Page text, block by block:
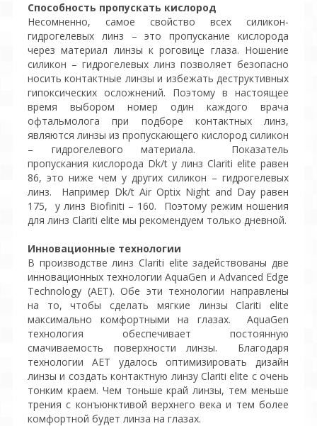
Способность пропускать кислород
Несомненно, самое свойство всех силикон-
гидрогелевых линз – это пропускание кислорода
через материал линзы к роговице глаза. Ношение
силикон – гидрогелевых линз позволяет безопасно
носить контактные линзы и избежать деструктивных
гипоксических осложнений. Поэтому в настоящее
время выбором номер один каждого врача
офтальмолога при подборе контактных линз,
являются линзы из пропускающего кислород силикон
– гидрогелевого материала. Показатель
пропускания кислорода Dk/t у линз Clariti elite равен
86, это ниже чем у других силикон – гидрогелевых
линз. Например Dk/t Air Optix Night and Day равен
175, у линз Biofiniti – 160. Поэтому режим ношения
для линз Clariti elite мы рекомендуем только дневной.
Инновационные технологии
В производстве линз Clariti elite задействованы две
инновационных технологии AquaGen и Advanced Edge
Technology (AET). Обе эти технологии направлены
на то, чтобы сделать мягкие линзы Clariti elite
максимально комфортными на глазах. AquaGen
технология обеспечивает постоянную
смачиваемость поверхности линзы. Благодаря
технологии АЕТ удалось оптимизировать дизайн
линзы и создать контактную линзу Clariti elite с очень
тонким краем. Чем тоньше край линзы, тем меньше
трения с конъюнктивой верхнего века и тем более
комфортной будет линза на глазах.